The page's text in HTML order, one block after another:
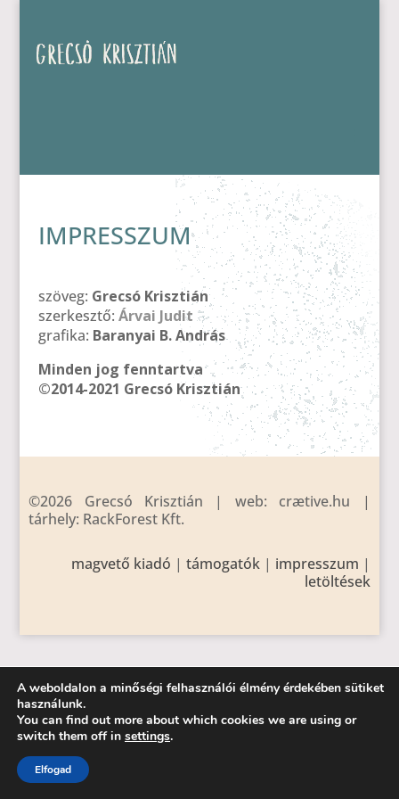
IMPRESSZUM
szöveg: Grecsó Krisztián
szerkesztő: Árvai Judit
grafika: Baranyai B. András
Minden jog fenntartva
©2014-2021 Grecsó Krisztián
©2026 Grecsó Krisztián | web: crætive.hu |
tárhely: RackForest Kft.
magvető kiadó | támogatók| impresszum |
letöltések
A weboldalon a minőségi felhasználói élmény érdekében sütiket
használunk.
You can find out more about which cookies we are using or
switch them off in settings.
Elfogad